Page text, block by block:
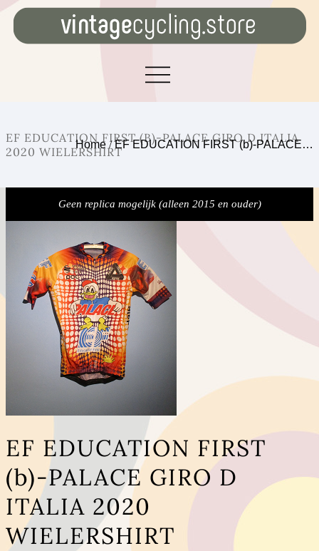
EF EDUCATION FIRST (B)-PALACE GIRO D ITALIA
2020 WIELERSHIRT
Home /EF EDUCATION FIRST (b)-PALACE…
Geen replica mogelijk (alleen 2015 en ouder)
EF EDUCATION FIRST
(b)-PALACE GIRO D
ITALIA 2020
WIELERSHIRT